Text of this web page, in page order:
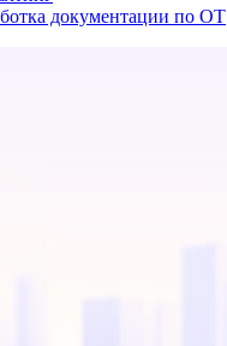
документации по ОТ